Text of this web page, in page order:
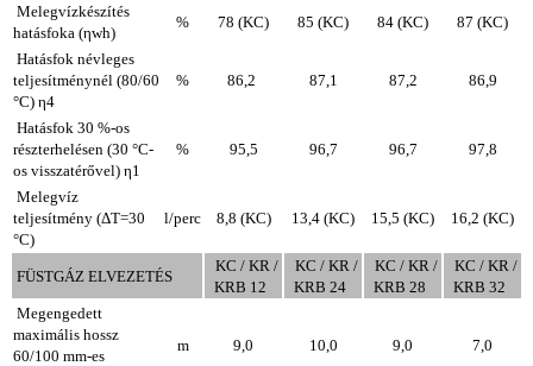
Melegvízkészítés
hatásfoka (ηwh)
% 78 (KC) 85 (KC) 84 (KC) 87 (KC)
Hatásfok névleges
teljesítménynél (80/60
°C) η4
% 86,2 87,1 87,2 86,9
Hatásfok 30 %-os
részterhelésen (30 °C-
os visszatérővel) η1
% 95,5 96,7 96,7 97,8
Melegvíz
teljesítmény (ΔT=30
°C)
l/perc 8,8 (KC) 13,4 (KC) 15,5 (KC) 16,2 (KC)
FÜSTGÁZ ELVEZETÉS
KC / KR /
KRB 12
KC / KR /
KRB 24
KC / KR /
KRB 28
KC / KR /
KRB 32
Megengedett
maximális hossz
60/100 mm-es
m 9,0 10,0 9,0 7,0